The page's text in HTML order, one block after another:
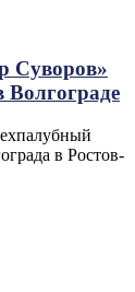
Суворов»
Волгограде
в Ростов-